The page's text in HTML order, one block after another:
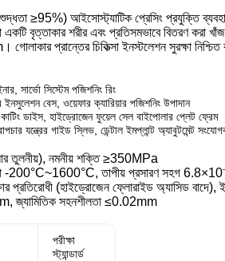
≥95%) আইসোস্ট্যাটিক প্রেসিং প্রযুক্তি
একটি বৃত্তাকার শরীর এবং প্রতিসমভাবে বিতরণ
প্রান্তের চিকিত্সা ইনস্টলেশন সুরক্ষা
সার্ভো সিস্টেম পজিশনিং রিং
ইনসুলেশন বেস, ওয়েফার ক্যারিয়ার পজিশনিং উপাদান
কাটিং ডাইস, হাইড্রোজেন ফুয়েল সেল বাইপোলার প্লেট ফ্রেম
যন্ত্রের গাইড স্লিভ, ডেন্টাল ইমপ্লান্ট অ্যাবুটমেন্ট
তুলনীয়), নমনীয় শক্তি ≥350MPa
-200°C~1600°C, তাপীয় প্রসারণ সহগ
প্রতিরোধী (হাইড্রোজেন ফ্লোরাইড অ্যাসিড
জ্যামিতিক সহনশীলতা ≤0.02mm
পরীক্ষা
স্ট্যান্ডার্ড